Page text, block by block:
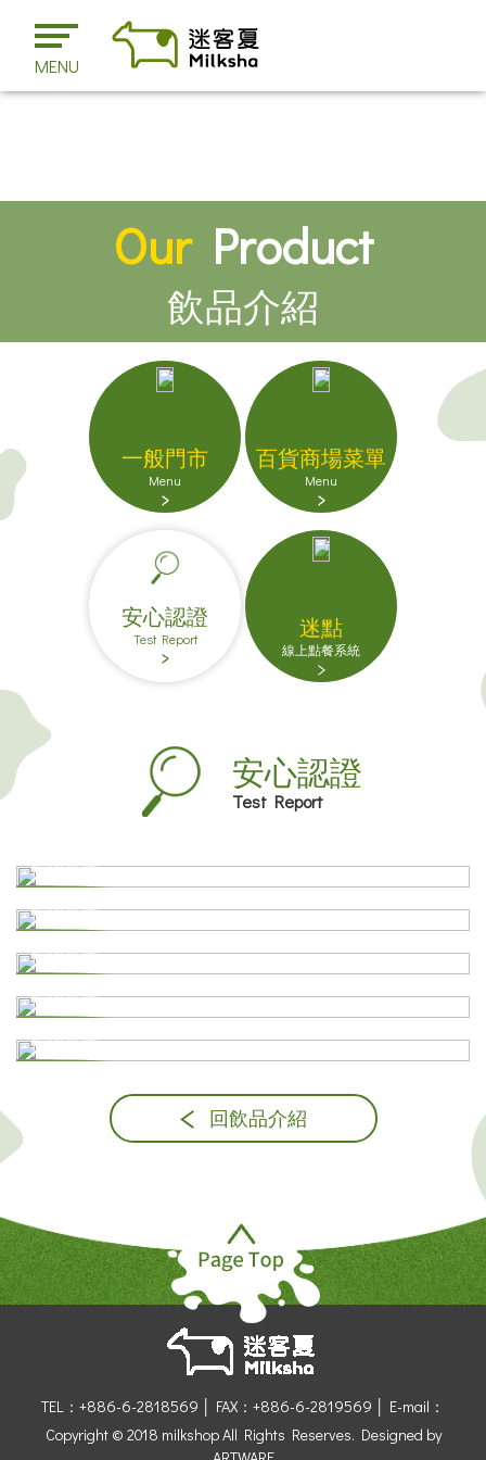
MENU
OurProduct
飲品介紹
一般門市
Menu
百貨商場菜單
Menu
安心認證
Test Report 迷點
線上點餐系統
安心認證
Test Report
檢驗報告
鮮奶
檢驗報告
配料
檢驗報告
包材
檢驗報告
其他
檢驗報告
回飲品介紹
TEL：+886-6-2818569 │ FAX：+886-6-2819569 │
E-mail：
Copyright © 2018 milkshop All Rights Reserves. Designed by